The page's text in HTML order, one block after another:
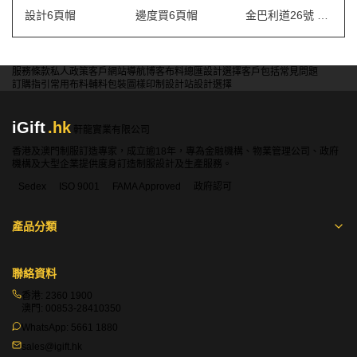
設計6頁帽 邊度買6頁帽
服務條款私人政策客戶 網站導航博客布料總匯設計選擇客戶包括常見問題
訂購指引 常用布料輔料包裝 圖樣印制 設計站設計選擇
iGift.hk
軒龍實業有限公司
香港及澳門制服訂造專家，成立逾18年，專為金融機構、物業管理公司、政府
機構及大型企業提供度身訂造制服設計及生產服務。
Sedex
ISO 9001 FAMA Approved 政府認可
產品分類
聯絡資料
香港: 2360 1900
澳門: 00853-28410350
WhatsApp: 5661 1880
sales@igift.hk